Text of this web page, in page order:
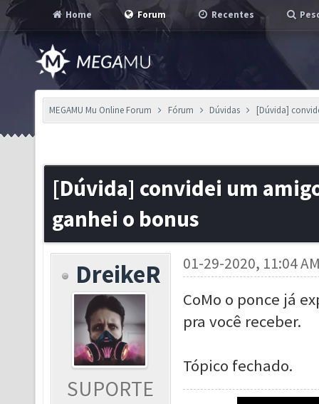
Home Forum Recentes
MEGAMU Mu Online Forum Fórum Dúvidas [Dúvida]
[Dúvida] convidei um
ganhei o bonus
DreikeR
SUPORTE
01-29-2020, 11:04
CoMo o ponce já
pra você receber.
Tópico fechado.